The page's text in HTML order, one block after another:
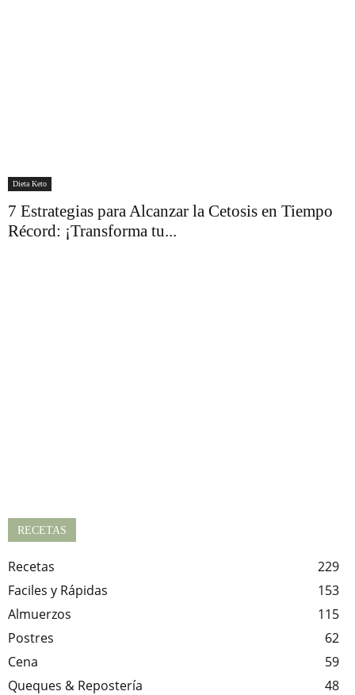
Dieta Keto
7 Estrategias para Alcanzar la Cetosis en Tiempo
Récord: ¡Transforma tu...
RECETAS
Recetas
229
Faciles y Rápidas
153
Almuerzos
115
Postres
62
Cena
59
Queques & Repostería
48